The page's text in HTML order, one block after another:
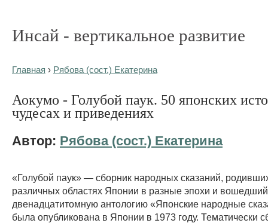
Инсай - вертикальное развитие
Главная › Рябова (сост.) Екатерина
Аокумо - Голубой паук. 50 японских
чудесах и приведениях
Автор: Рябова (сост.) Екатерина
«Голубой паук» — сборник народных сказаний,
различных областях Японии в разные эпохи и
двенадцатитомную антологию «Японские народные
была опубликована в Японии в 1973 году. Тематически